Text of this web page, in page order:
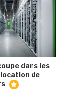
dans les
de